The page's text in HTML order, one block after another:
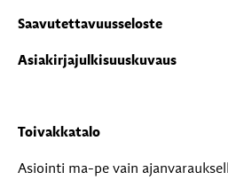
Saavutettavuusseloste
Asiakirjajulkisuuskuvaus
Toivakkatalo
Asiointi ma-pe vain